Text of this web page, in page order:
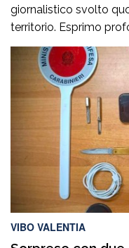
giornalistico svolto
territorio. Esprimo
solidarietà al Direttore
e a tutta la redazione
che hanno
Approdo Calabria
VIBO VALENTIA